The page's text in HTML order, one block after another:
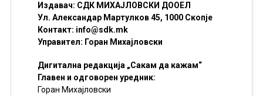
Издавач: СДК МИХАЈЛОВСКИ ДООЕЛ
Ул. Александар Мартулков 45, 1000 Скопје
Контакт: info@sdk.mk
Управител: Горан Михајловски
Дигитална редакција „Сакам да кажам“
Главен и одговорен уредник:
Горан Михајловски